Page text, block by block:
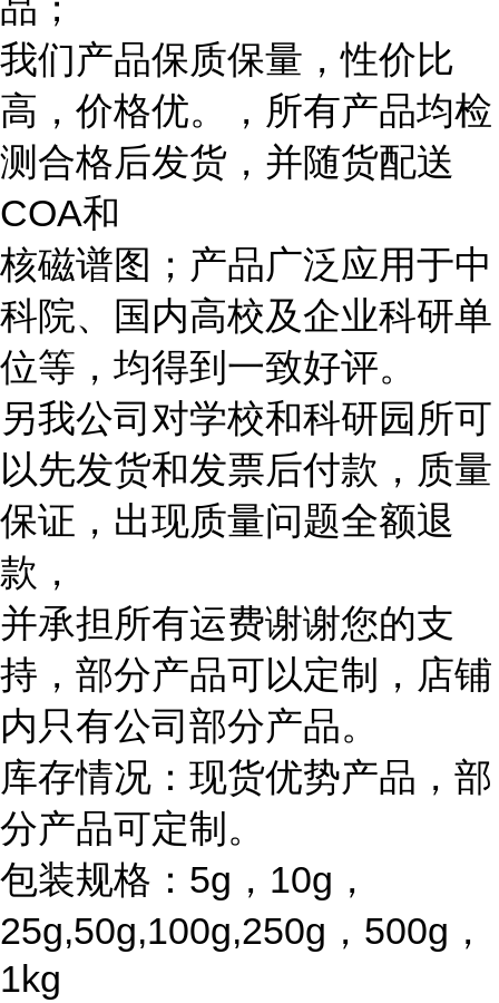
我们产品保质保量，性价比
高，价格优。，所有产品均检
测合格后发货，并随货配送
COA和
核磁谱图；产品广泛应用于中
科院、国内高校及企业科研单
位等，均得到一致好评。
另我公司对学校和科研园所可
以先发货和发票后付款，质量
保证，出现质量问题全额退
款，
并承担所有运费谢谢您的支
持，部分产品可以定制，店铺
内只有公司部分产品。
库存情况：现货优势产品，部
分产品可定制。
包装规格：5g，10g，
25g,50g,100g,250g，500g，
1kg